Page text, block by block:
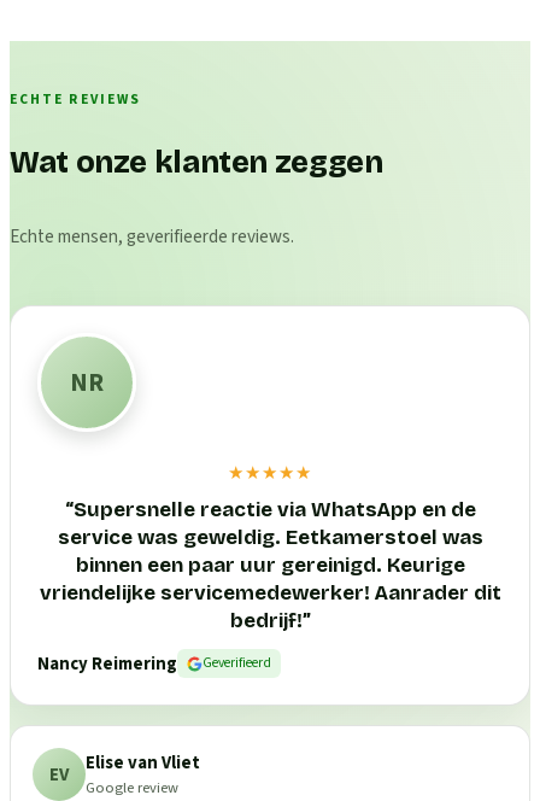
ECHTE REVIEWS
Wat onze klanten zeggen
Echte mensen, geverifieerde reviews.
NR
★★★★★
“Supersnelle reactie via WhatsApp en de
service was geweldig. Eetkamerstoel was
binnen een paar uur gereinigd. Keurige
vriendelijke servicemedewerker! Aanrader dit
bedrijf!”
Nancy Reimering
Geverifieerd
EV Elise van Vliet
Google review